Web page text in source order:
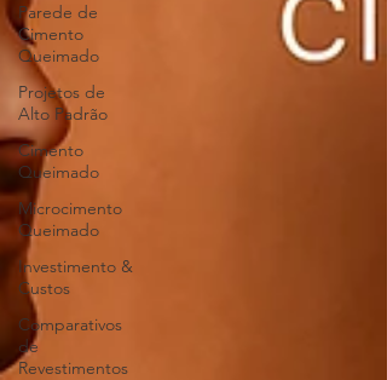
Parede de
Cimento
Queimado
Projetos de
Alto Padrão
Cimento
Queimado
Microcimento
Queimado
Investimento &
Custos
Comparativos
de
Revestimentos